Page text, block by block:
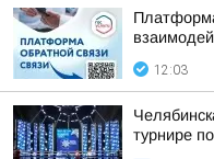
12:03
турнире